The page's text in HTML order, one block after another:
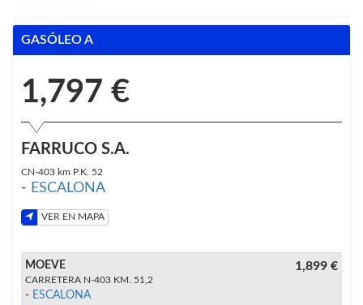
GASÓLEO A
1,797 €
FARRUCO S.A.
CN-403 km P.K. 52
- ESCALONA
VER EN MAPA
MOEVE
CARRETERA N-403 KM. 51,2
- ESCALONA
1,899 €